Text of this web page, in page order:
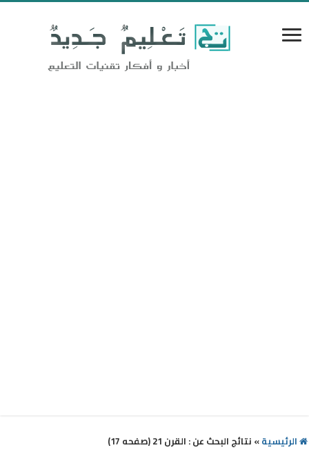
الرئيسية» نتائج البحث عن : القرن 21 (صفحه 17)